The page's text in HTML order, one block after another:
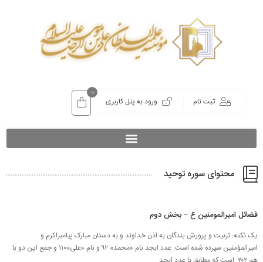
ثبت نام ورود به پنل کاربری
0
محتوای سوره توحید
فضائل امیرالمومنین ع – بخش دوم
یک نکته: تربیت و پرورش بندگان به اذن خداوند و به ‌دستان مبارک پیامبراکرم و
امیرالمؤمنین سپرده شده است. عدد ابجد نام «محمد» ۹۲ و نام «علی»۱۱۰ و جمع این دو با